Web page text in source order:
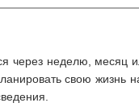
через неделю, месяц
свою жизнь